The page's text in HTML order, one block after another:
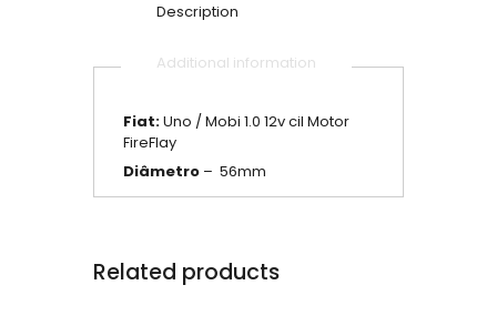
Description
Additional information
Fiat:Uno / Mobi 1.0 12v cil Motor
FireFlay
Diâmetro – 56mm
Related products